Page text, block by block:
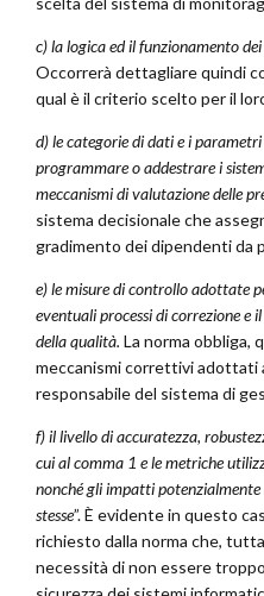
c) la logica ed il funzionamento
Occorrerà dettagliare quindi
qual è il criterio scelto per il
d) le categorie di dati e i
programmare o addestrare i
meccanismi di valutazione delle
sistema decisionale che
gradimento dei dipendenti da
e) le misure di controllo adottate
eventuali processi di correzione e
della qualità. La norma obbliga,
meccanismi correttivi adottati
responsabile del sistema di
f) il livello di accuratezza,
cui al comma 1 e le metriche
nonché gli impatti
stesse”. È evidente in questo
richiesto dalla norma che,
necessità di non essere